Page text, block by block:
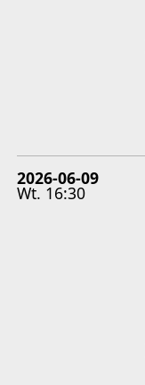
2026-06-09
Wt. 16:30